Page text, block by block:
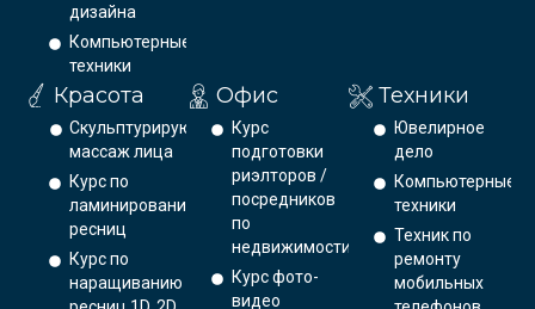
дизайна
Компьютерные
техники
Красота
Скульптурирующий
массаж лица
Курс по
ламинированию
ресниц
Курс по
наращиванию
Офис
Курс
подготовки
риэлторов /
посредников
по
недвижимости
Курс фото-
видео
Техники
Ювелирное
дело
Компьютерные
техники
Техник по
ремонту
мобильных